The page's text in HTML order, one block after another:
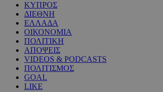
ΚΥΠΡΟΣ
ΔΙΕΘΝΗ
ΕΛΛΑΔΑ
ΟΙΚΟΝΟΜΙΑ
ΠΟΛΙΤΙΚΗ
ΑΠΟΨΕΙΣ
VIDEOS & PODCASTS
ΠΟΛΙΤΙΣΜΟΣ
GOAL
LIKE